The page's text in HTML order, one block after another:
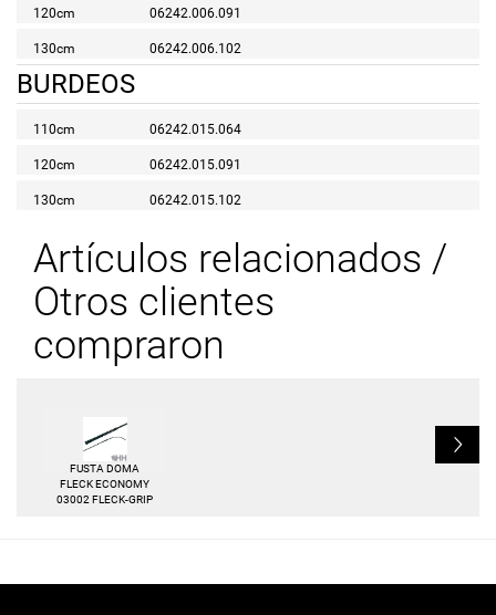
120cm 06242.006.091
130cm 06242.006.102
BURDEOS
110cm 06242.015.064
120cm 06242.015.091
130cm 06242.015.102
Artículos relacionados /
Otros clientes
compraron
FUSTA DOMA
FLECK ECONOMY
03002 FLECK-GRIP
L